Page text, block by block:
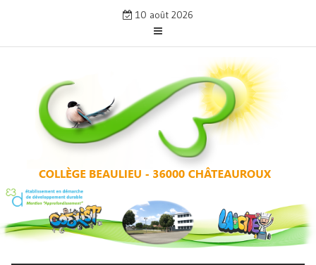
content
10 août 2026
COLLÈGE BEAULIEU –
CHÂTEAUROUX